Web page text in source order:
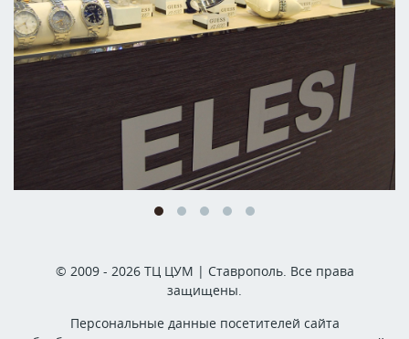
© 2009 - 2026 ТЦ ЦУМ | Ставрополь. Все права
защищены.
Персональные данные посетителей сайта